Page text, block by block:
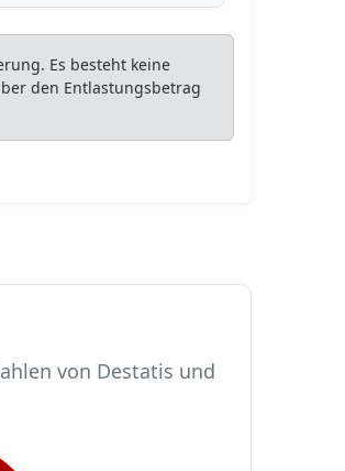
Es besteht keine
den Entlastungsbetrag
von Destatis und